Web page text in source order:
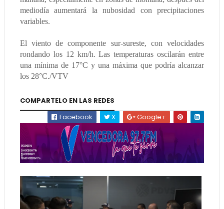
mediodía aumentará la nubosidad con precipitaciones
variables.
El viento de componente sur-sureste, con velocidades
rondando los 12 km/h. Las temperaturas oscilarán entre
una mínima de 17°C y una máxima que podría alcanzar
los 28°C./VTV
COMPARTELO EN LAS REDES
Facebook
X Google+